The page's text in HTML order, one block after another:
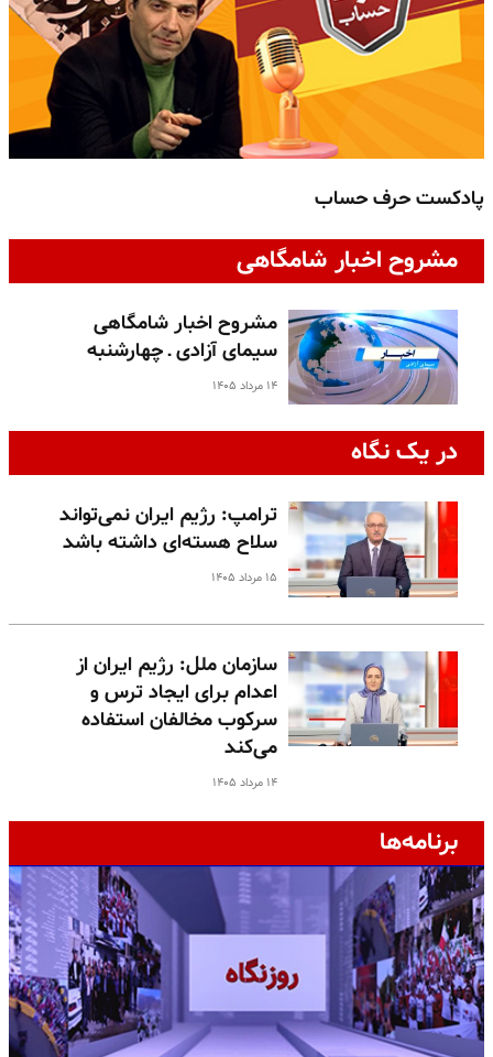
پادکست حرف حساب
مشروح اخبار شامگاهی
مشروح اخبار شامگاهی
سیمای آزادی ـ چهارشنبه
۱۴ مرداد ۱۴۰۵
در یک نگاه
ترامپ: رژیم ایران نمی‌تواند
سلاح هسته‌ای داشته باشد
۱۵ مرداد ۱۴۰۵
سازمان ملل: رژیم ایران از
اعدام برای ایجاد ترس و
سرکوب مخالفان استفاده
می‌کند
۱۴ مرداد ۱۴۰۵
برنامه‌ها